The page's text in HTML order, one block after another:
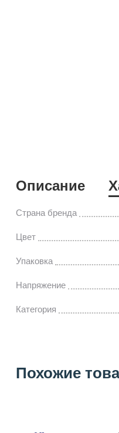
Описание
Страна бренда
Цвет
Упаковка
Напряжение
Категория
Похожие